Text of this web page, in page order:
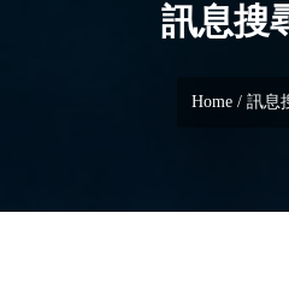
訊息搜
Home / 訊息